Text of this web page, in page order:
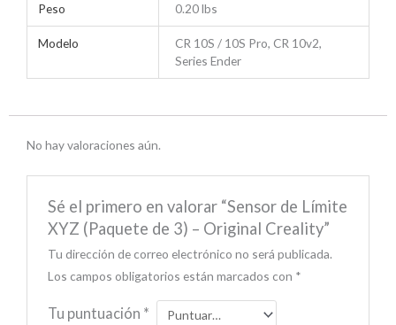
Peso 0.20 lbs
Modelo
CR 10S / 10S Pro, CR 10v2,
Series Ender
No hay valoraciones aún.
Sé el primero en valorar “Sensor de Límite
XYZ (Paquete de 3) – Original Creality”
Tu dirección de correo electrónico no será publicada.
Los campos obligatorios están marcados con *
Tu puntuación *